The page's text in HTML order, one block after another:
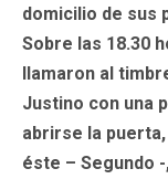
domicilio de sus
Sobre las 18.30
llamaron al
Justino con una
abrirse la
éste – Segundo